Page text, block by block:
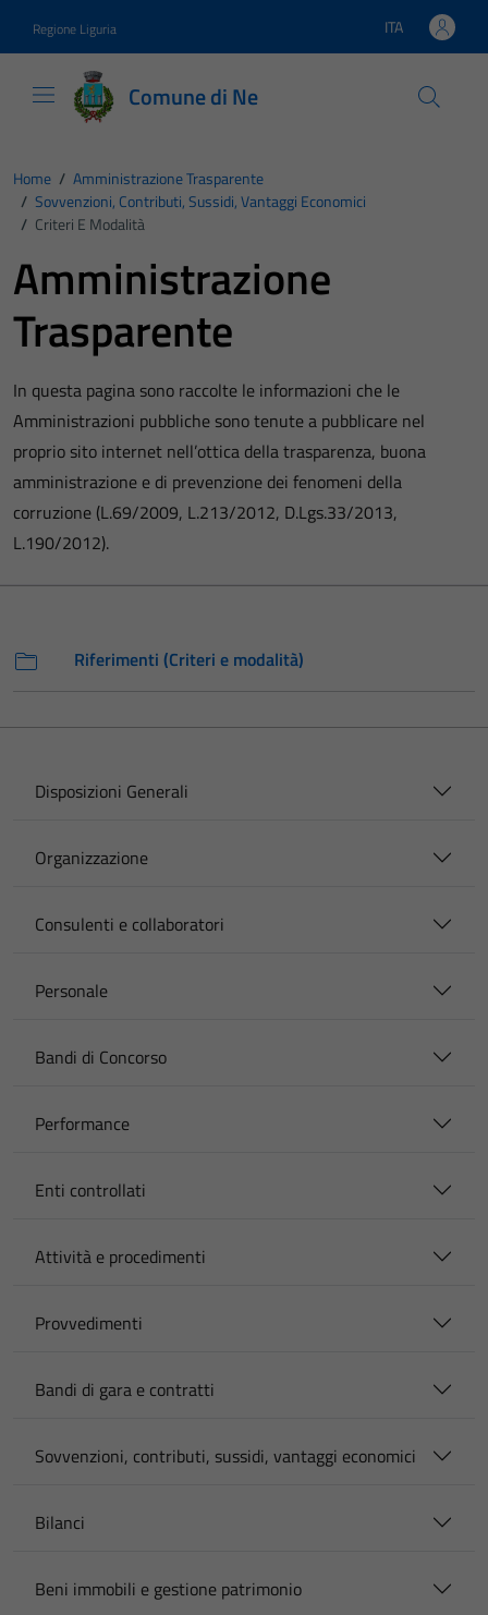
Regione Liguria Lingua attiva:
ITA
Comune di Ne
Home / Amministrazione Trasparente
/ Sovvenzioni, Contributi, Sussidi, Vantaggi Economici
/ Criteri E Modalità
Amministrazione
Trasparente
In questa pagina sono raccolte le informazioni che le
Amministrazioni pubbliche sono tenute a pubblicare nel
proprio sito internet nell’ottica della trasparenza, buona
amministrazione e di prevenzione dei fenomeni della
corruzione (L.69/2009, L.213/2012, D.Lgs.33/2013,
L.190/2012).
Riferimenti (Criteri e modalità)
Disposizioni Generali
Organizzazione
Consulenti e collaboratori
Personale
Bandi di Concorso
Performance
Enti controllati
Attività e procedimenti
Provvedimenti
Bandi di gara e contratti
Sovvenzioni, contributi, sussidi, vantaggi economici
Bilanci
Beni immobili e gestione patrimonio